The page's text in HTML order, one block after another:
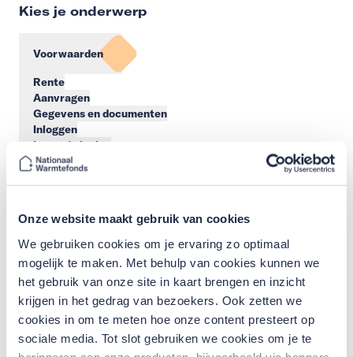
Onze website maakt gebruik van cookies
We gebruiken cookies om je ervaring zo optimaal
mogelijk te maken. Met behulp van cookies kunnen we
het gebruik van onze site in kaart brengen en inzicht
krijgen in het gedrag van bezoekers. Ook zetten we
cookies in om te meten hoe onze content presteert op
sociale media. Tot slot gebruiken we cookies om je te
Kies je onderwerp
Voorwaarden
Rente
Aanvragen
Gegevens en documenten
Inloggen
Lopende lening
Bouwdepot
Declaraties
Contact
Energiebesparende maatregelen
Mijn Warmtefonds
Wijzigingen
Aanvragen lening
Algemene vragen
BKR
Lening aanpassen
Rente en aflossing